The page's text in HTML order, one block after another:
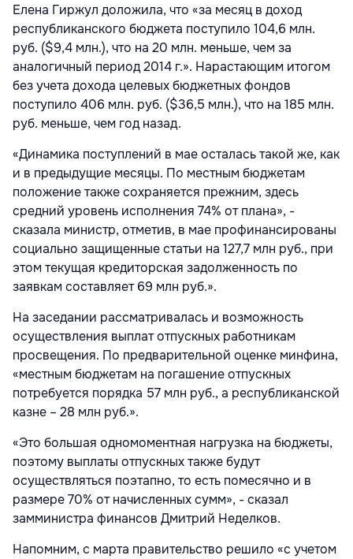
Елена Гиржул доложила, что «за месяц в доход
республиканского бюджета поступило 104,6 млн.
руб. ($9,4 млн.), что на 20 млн. меньше, чем за
аналогичный период 2014 г.». Нарастающим итогом
без учета дохода целевых бюджетных фондов
поступило 406 млн. руб. ($36,5 млн.), что на 185 млн.
руб. меньше, чем год назад.
«Динамика поступлений в мае осталась такой же, как
и в предыдущие месяцы. По местным бюджетам
положение также сохраняется прежним, здесь
средний уровень исполнения 74% от плана», -
сказала министр, отметив, в мае профинансированы
социально защищенные статьи на 127,7 млн руб., при
этом текущая кредиторская задолженность по
заявкам составляет 69 млн руб.».
На заседании рассматривалась и возможность
осуществления выплат отпускных работникам
просвещения. По предварительной оценке минфина,
«местным бюджетам на погашение отпускных
потребуется порядка 57 млн руб., а республиканской
казне – 28 млн руб.».
«Это большая одномоментная нагрузка на бюджеты,
поэтому выплаты отпускных также будут
осуществляться поэтапно, то есть помесячно и в
размере 70% от начисленных сумм», - сказал
замминистра финансов Дмитрий Неделков.
Напомним, с марта правительство решило «с учетом